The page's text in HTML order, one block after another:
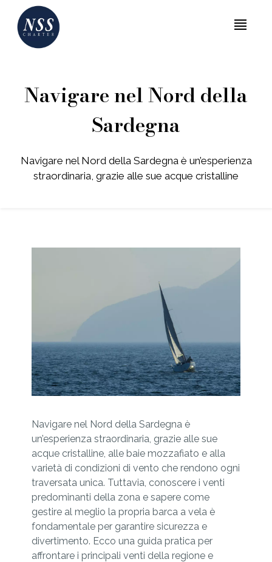
MENU
Navigare nel Nord della
Sardegna
Navigare nel Nord della Sardegna è un’esperienza
straordinaria, grazie alle sue acque cristalline
Navigare nel Nord della Sardegna è
un’esperienza straordinaria, grazie alle sue
acque cristalline, alle baie mozzafiato e alla
varietà di condizioni di vento che rendono ogni
traversata unica. Tuttavia, conoscere i venti
predominanti della zona e sapere come
gestire al meglio la propria barca a vela è
fondamentale per garantire sicurezza e
divertimento. Ecco una guida pratica per
affrontare i principali venti della regione e